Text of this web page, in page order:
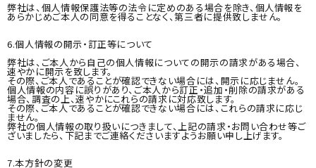
弊社は、個人情報保護法等の法令に定めのある場合を除き、個人情報を
あらかじめご本人の同意を得ることなく、第三者に提供致しません。
6.個人情報の開示・訂正等について
弊社は、ご本人から自己の個人情報についての開示の請求がある場合、
速やかに開示を致します。
その際、ご本人であることが確認できない場合には、開示に応じません。
個人情報の内容に誤りがあり、ご本人から訂正・追加・削除の請求がある
場合、調査の上、速やかにこれらの請求に対応致します。
その際、ご本人であることが確認できない場合には、これらの請求に応じ
ません。
弊社の個人情報の取り扱いにつきまして、上記の請求・お問い合わせ等ご
ざいましたら、下記までご連絡くださいますようお願い申し上げます。
7.本方針の変更